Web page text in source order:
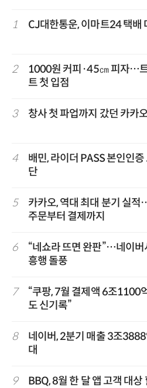
1 CJ대한통운, 이마트24 택배
2
1000원 커피·45㎝ 피자…
트 첫 입점
3 창사 첫 파업까지 갔던 카카
4
배민, 라이더 PASS 본인인
단
5
카카오, 역대 최대 분기 실
주문부터 결제까지
6
“네쇼라 뜨면 완판”…네이
흥행 돌풍
7
“쿠팡, 7월 결제액 6조
도 신기록”
8
네이버, 2분기 매출 3조
대
9 BBQ, 8월 한 달 앱 고객 대